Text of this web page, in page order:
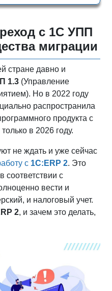
с 1С УПП
миграции
стране давно и
1.3 (Управление
Но в 2022 году
распространила
продукта с
в 2026 году.
не ждать и уже сейчас
с 1С:ERP 2. Это
соответствии с
вести и
и налоговый учет.
2, и зачем это делать,